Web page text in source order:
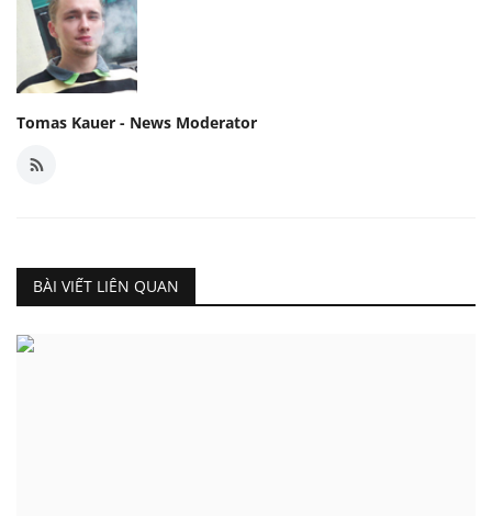
Tomas Kauer - News Moderator
BÀI VIẾT LIÊN QUAN